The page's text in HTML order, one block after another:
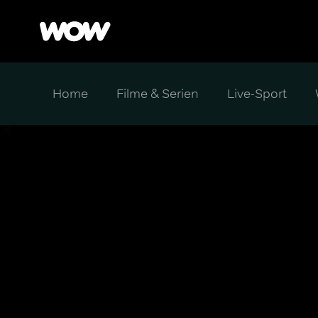
Home Filme & Serien Live-Sport